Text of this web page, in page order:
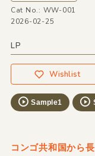
Cat No.: WW-001
2026-02-25
LP
Wishlist
Sample1
コンゴ共和国から